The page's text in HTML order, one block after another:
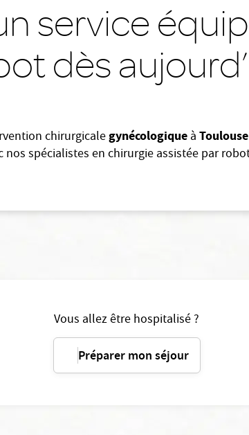
service
dès
chirurgicalegynécologique à
nos spécialistes en chirurgie assistée par
Vous allez être hospitalisé ?
Préparer mon séjour